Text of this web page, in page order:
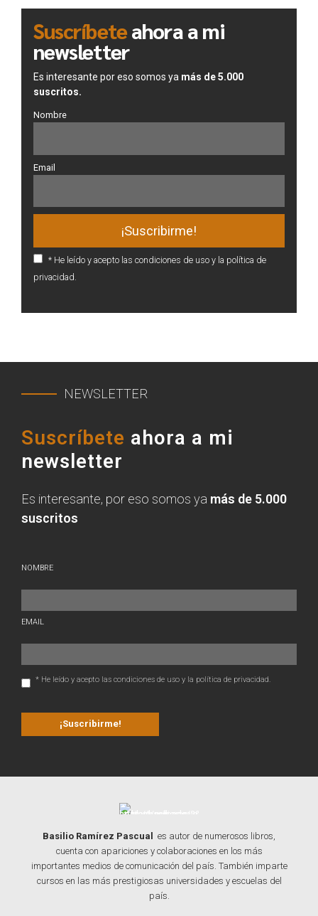
Suscríbeteahora a mi
newsletter
Es interesante por eso somos ya más de 5.000
suscritos.
Nombre
Email
* He leído y acepto las condiciones de uso y la política de
privacidad.
NEWSLETTER
Suscríbete ahora a mi
newsletter
Es interesante, por eso somos ya más de 5.000
suscritos
NOMBRE
EMAIL
* He leído y acepto las condiciones de uso y la política de privacidad.
Basilio Ramírez Pascual
es autor de numerosos libros,
cuenta con apariciones y colaboraciones en los más
importantes medios de comunicación del país. También imparte
cursos en las más prestigiosas universidades y escuelas del
país.